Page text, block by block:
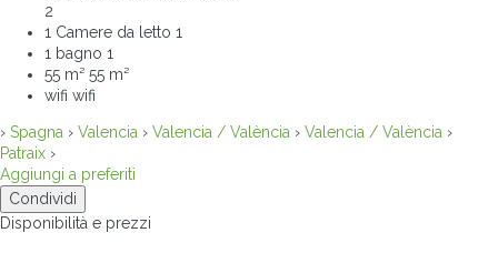
2
1 Camere da letto 1
1 bagno 1
55 m² 55 m²
wifi wifi
› Spagna › Valencia › Valencia / València › Valencia / València ›
Patraix ›
Aggiungi a preferiti
Condividi
Disponibilità e prezzi